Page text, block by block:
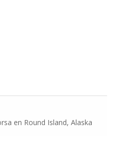
en Round Island, Alaska